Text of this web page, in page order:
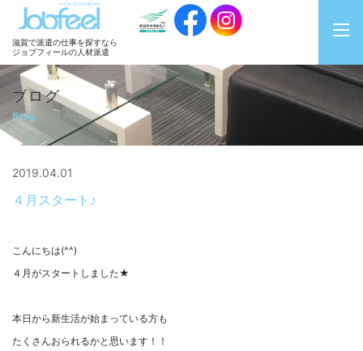
JobFeel
滋賀で派遣の仕事を探すなら
ジョブフィールの人材派遣
ブログ
Blog
2019.04.01
４月スタート♪
こんにちは(^^)
４月がスタートしました★
本日から新生活が始まっている方も
たくさんおられるかと思います！！